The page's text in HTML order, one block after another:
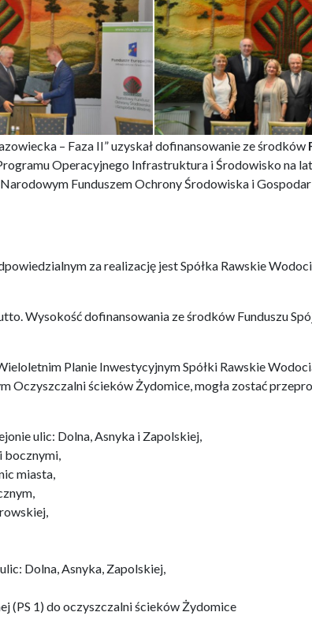
– Faza II” uzyskał dofinansowanie ze środków
Operacyjnego Infrastruktura i Środowisko na
Funduszem Ochrony Środowiska i
za realizację jest Spółka Rawskie
Wysokość dofinansowania ze środków Funduszu
Planie Inwestycyjnym Spółki Rawskie
ścieków Żydomice, mogła zostać
ulic: Dolna, Asnyka i Zapolskiej,
bocznymi,
miasta,
Dolna, Asnyka, Zapolskiej,
(PS 1) do oczyszczalni ścieków Żydomice